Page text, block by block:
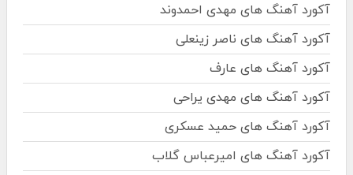
آکورد آهنگ های مهدی احمدوند
آکورد آهنگ های ناصر زینعلی
آکورد آهنگ های عارف
آکورد آهنگ های مهدی یراحی
آکورد آهنگ های حمید عسکری
آکورد آهنگ های امیرعباس گلاب